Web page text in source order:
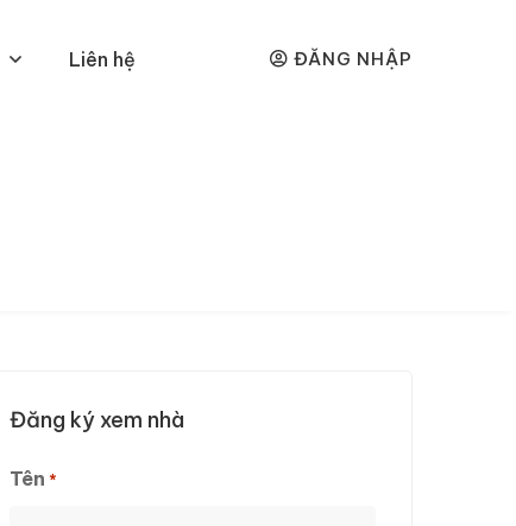
Liên hệ ĐĂNG NHẬP
Đăng ký xem nhà
Tên *